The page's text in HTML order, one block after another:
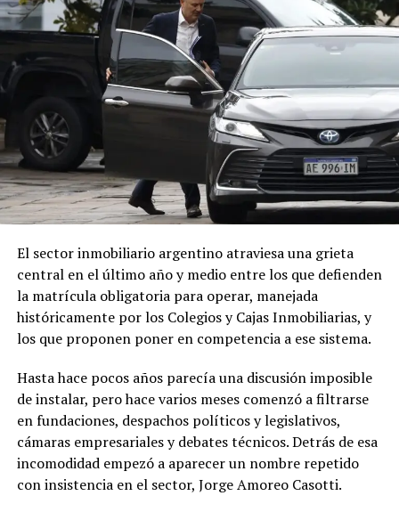
El sector inmobiliario argentino atraviesa una grieta
central en el último año y medio entre los que defienden
la matrícula obligatoria para operar, manejada
históricamente por los Colegios y Cajas Inmobiliarias, y
los que proponen poner en competencia a ese sistema.
Hasta hace pocos años parecía una discusión imposible
de instalar, pero hace varios meses comenzó a filtrarse
en fundaciones, despachos políticos y legislativos,
cámaras empresariales y debates técnicos. Detrás de esa
incomodidad empezó a aparecer un nombre repetido
con insistencia en el sector, Jorge Amoreo Casotti.